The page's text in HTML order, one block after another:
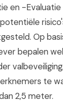
en -Evaluatie
Op
bepalen
te
2,5 meter.